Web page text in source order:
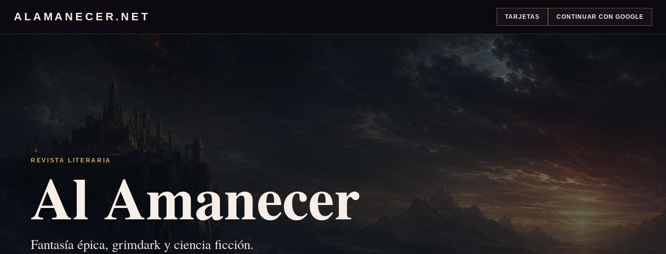
ALAMANECER.NET TARJETAS CONTINUAR CON GOOGLE
REVISTA LITERARIA
Al Amanecer
Fantasía épica, grimdark y ciencia ficción.